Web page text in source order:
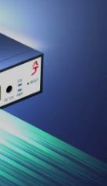
になり、高密
要な音声、ビ
します。
ネットワーク
定し、ブラウ
イスに記載さ
）を使用し